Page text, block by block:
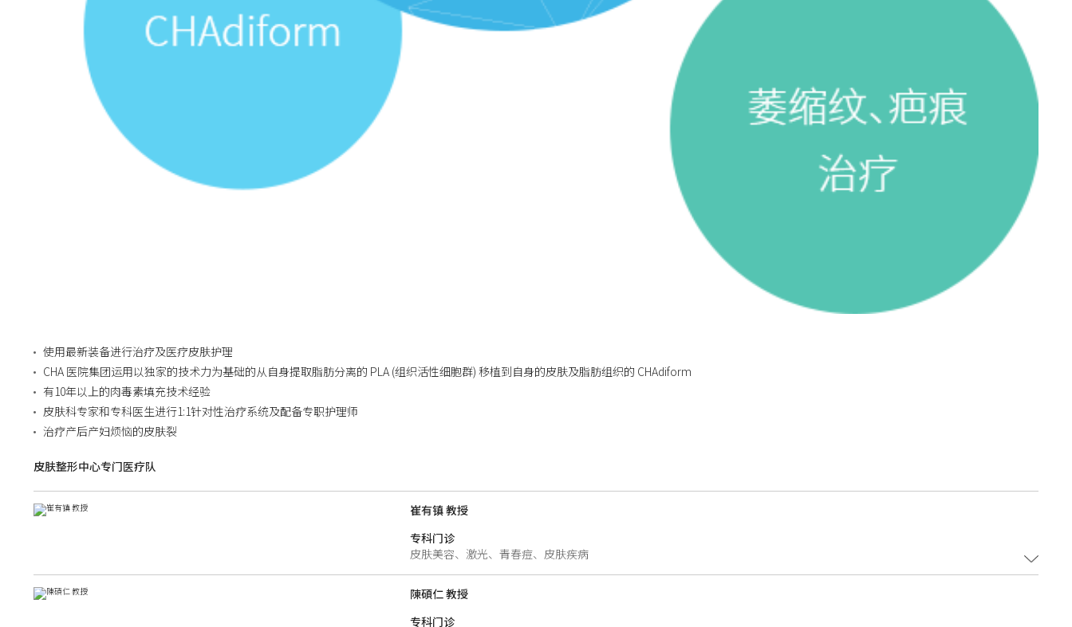
使用最新装备进行治疗及医疗皮肤护理
CHA 医院集团运用以独家的技术力为基础的从自身提取脂肪分离的 PLA (组织活性细胞群) 移植到自身的皮肤及脂肪组织的 CHAdiform
有10年以上的肉毒素填充技术经验
皮肤科专家和专科医生进行1:1针对性治疗系统及配备专职护理师
治疗产后产妇烦恼的皮肤裂
皮肤整形中心专门医疗队
崔有镇 教授
专科门诊
皮肤美容、激光、青春痘、皮肤疾病
陳碩仁 教授
专科门诊